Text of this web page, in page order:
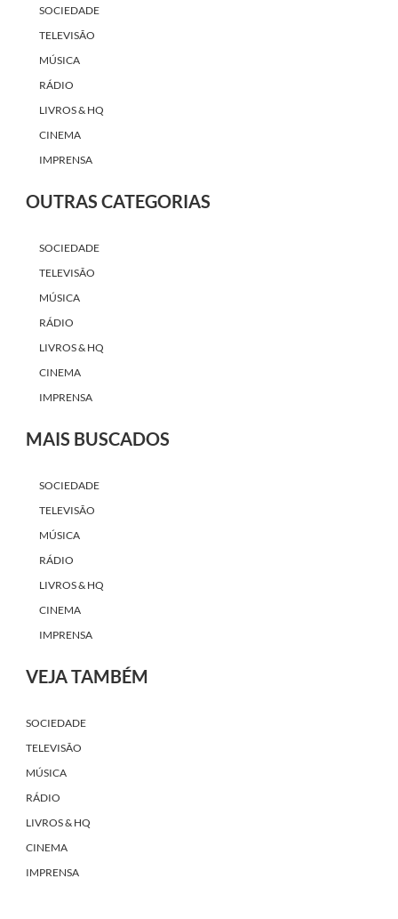
SOCIEDADE
TELEVISÃO
MÚSICA
RÁDIO
LIVROS & HQ
CINEMA
IMPRENSA
OUTRAS CATEGORIAS
SOCIEDADE
TELEVISÃO
MÚSICA
RÁDIO
LIVROS & HQ
CINEMA
IMPRENSA
MAIS BUSCADOS
SOCIEDADE
TELEVISÃO
MÚSICA
RÁDIO
LIVROS & HQ
CINEMA
IMPRENSA
VEJA TAMBÉM
SOCIEDADE
TELEVISÃO
MÚSICA
RÁDIO
LIVROS & HQ
CINEMA
IMPRENSA